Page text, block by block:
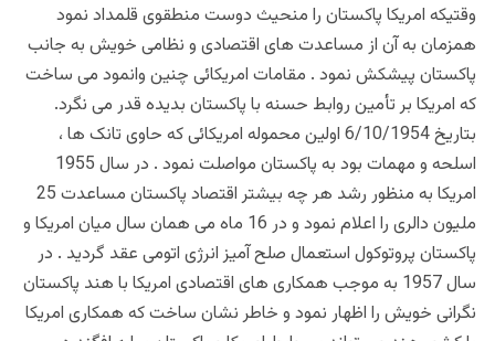
وقتیکه امریکا پاکستان را منحیث دوست منطقوی قلمداد نمود
همزمان به آن از مساعدت های اقتصادی و نظامی خویش به جانب
پاکستان پیشکش نمود . مقامات امریکائی چنین وانمود می ساخت
که امریکا بر تأمین روابط حسنه با پاکستان بدیده قدر می نگرد.
بتاریخ 6/10/1954 اولین محموله امریکائی که حاوی تانک ها ،
اسلحه و مهمات بود به پاکستان مواصلت نمود . در سال 1955
امریکا به منظور رشد هر چه بیشتر اقتصاد پاکستان مساعدت 25
ملیون دالری را اعلام نمود و در 16 ماه می همان سال میان امریکا و
پاکستان پروتوکول استعمال صلح آمیز انرژی اتومی عقد گردید . در
سال 1957 به موجب همکاری های اقتصادی امریکا با هند پاکستان
نگرانی خویش را اظهار نمود و خاطر نشان ساخت که همکاری امریکا